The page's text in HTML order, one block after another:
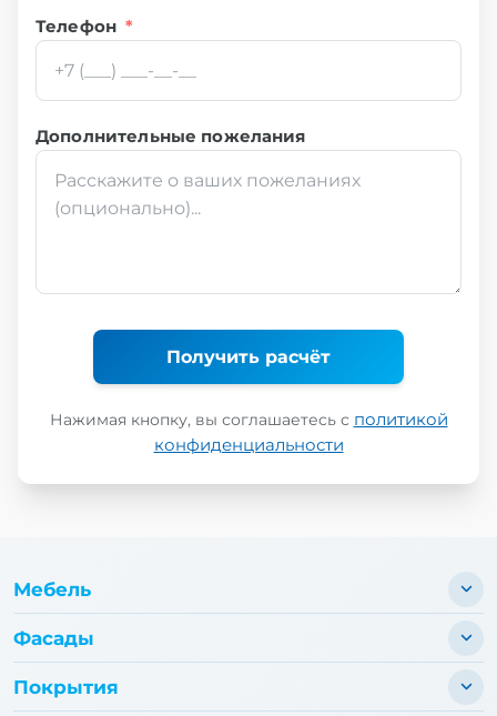
Телефон *
Дополнительные пожелания
Получить расчёт
Нажимая кнопку, вы соглашаетесь с политикой
конфиденциальности
Мебель
Фасады
Покрытия